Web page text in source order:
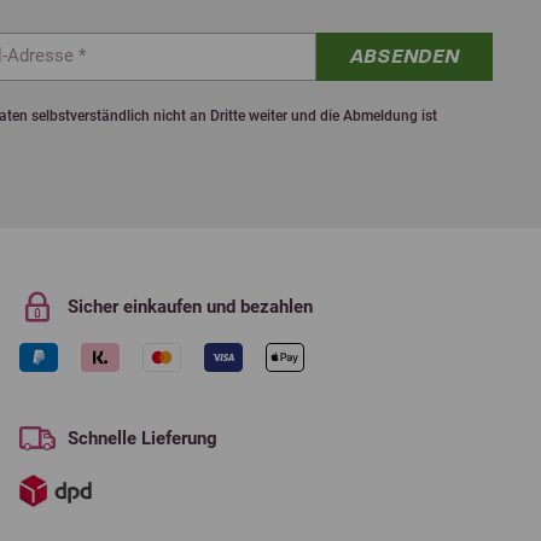
ABSENDEN
selbstverständlich nicht an Dritte weiter und die Abmeldung ist
Sicher einkaufen und bezahlen
Schnelle Lieferung